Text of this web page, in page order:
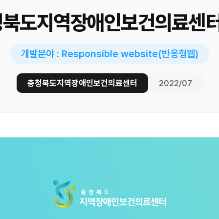
도지역장애인보건의료센
개발분야 : Responsible website(반응형웹)
충청북도지역장애인보건의료센터 2022/07